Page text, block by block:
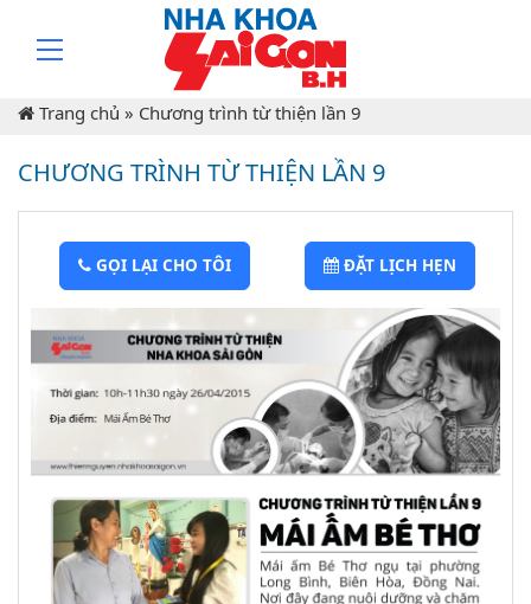
Trang chủ » Chương trình từ thiện lần 9
CHƯƠNG TRÌNH TỪ THIỆN LẦN 9
GỌI LẠI CHO TÔI ĐẶT LỊCH HẸN